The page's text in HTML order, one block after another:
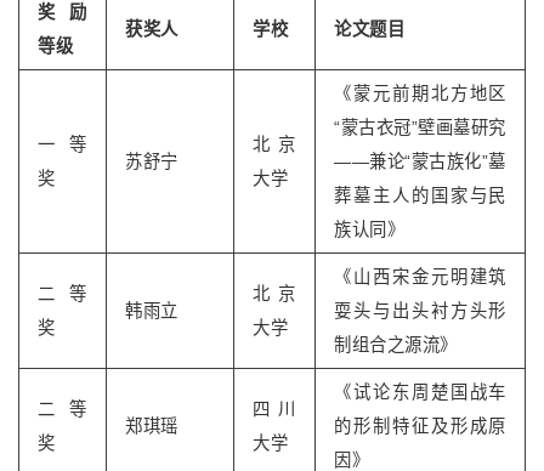
奖励
等级
获奖人 学校 论文题目
一等
奖
苏舒宁
北京
大学
《蒙元前期北方地区
“蒙古衣冠”壁画墓研究
——兼论“蒙古族化”墓
葬墓主人的国家与民
族认同》
二等
奖
韩雨立
北京
大学
《山西宋金元明建筑
耍头与出头衬方头形
制组合之源流》
二等
奖
郑琪瑶
四川
大学
《试论东周楚国战车
的形制特征及形成原
因》